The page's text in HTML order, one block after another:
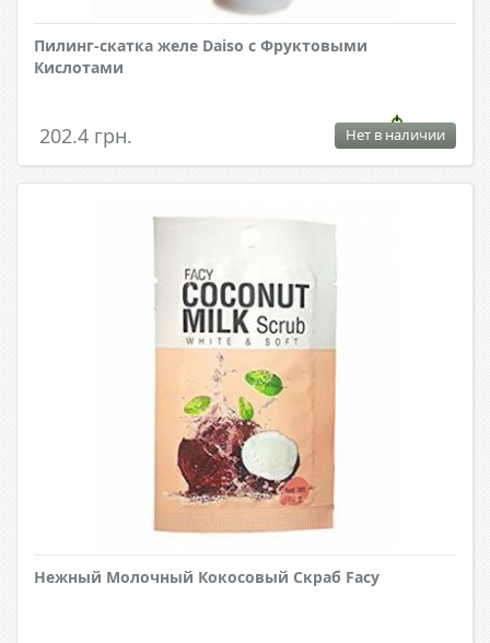
Пилинг-скатка желе Daiso с Фруктовыми
Кислотами
202.4 грн. Нет в наличии
Нежный Молочный Кокосовый Скраб Facy